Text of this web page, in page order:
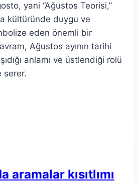
yani “Ağustos Teorisi,”
kültüründe duygu ve
eden önemli bir
Ağustos ayının tarihi
anlamı ve üstlendiği rolü
serer.
aramalar kısıtlımı